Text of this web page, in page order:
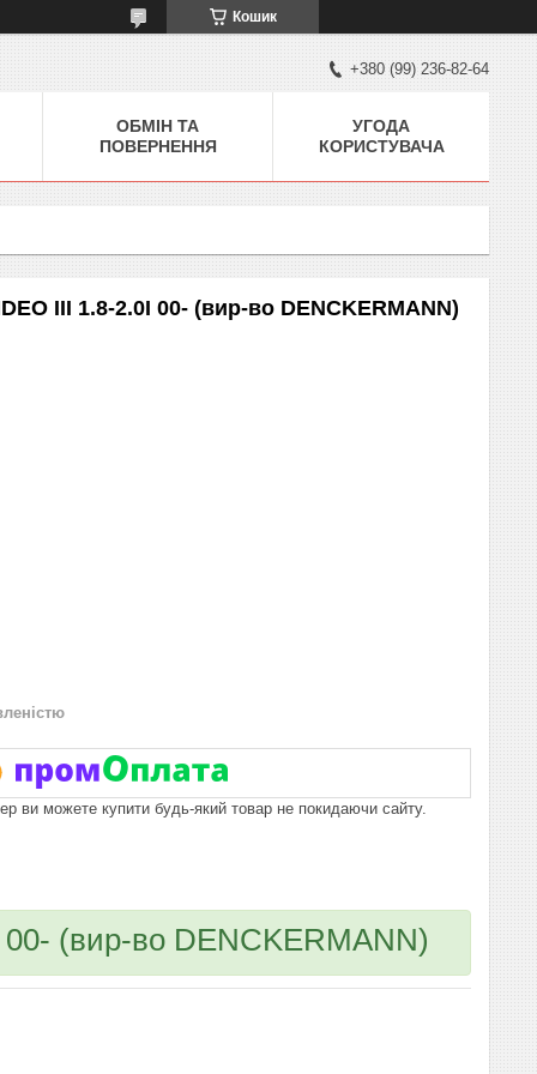
Кошик
+380 (99) 236-82-64
ОБМІН ТА
ПОВЕРНЕННЯ
УГОДА
КОРИСТУВАЧА
III 1.8-2.0I 00- (вир-во DENCKERMANN)
ви можете купити будь-який товар не покидаючи сайту.
(вир-во DENCKERMANN)